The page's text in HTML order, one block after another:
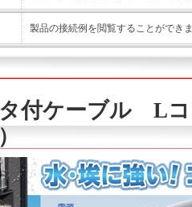
製品の接続例を閲覧することができ
付ケーブル Lコ